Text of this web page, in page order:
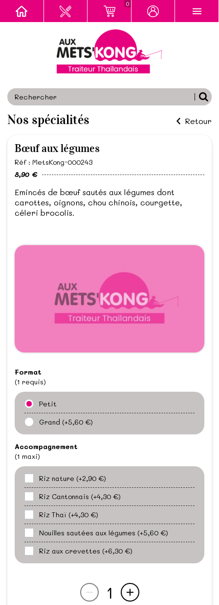
0
Nos spécialités Retour
Bœuf aux légumes
Réf : MetsKong-000243
8,90 €
Emincés de bœuf sautés aux légumes dont
carottes, oignons, chou chinois, courgette,
céleri brocolis.
Format
(1 requis)
Petit
Grand (+5,60 €)
Accompagnement
(1 maxi)
Riz nature (+2,90 €)
Riz Cantonnais (+4,30 €)
Riz Thaï (+4,30 €)
Nouilles sautées aux légumes (+5,60 €)
Riz aux crevettes (+6,30 €)
1